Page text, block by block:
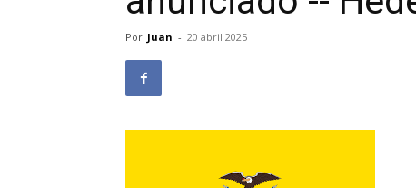
Por Juan - 20 abril 2025